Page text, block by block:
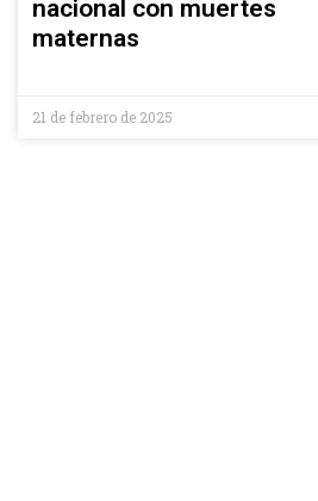
nacional con muertes
maternas
21 de febrero de 2025